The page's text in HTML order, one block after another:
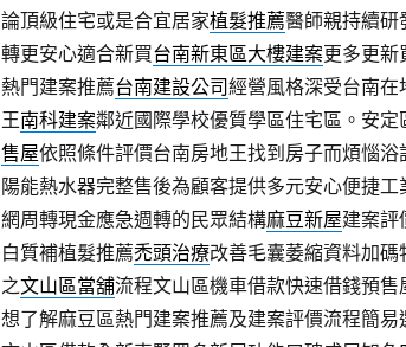
論頂級住宅或是合宜居家植髮推薦醫師親持續研
轉更安心適合新買台南新東區大樓建案更多更新
熱門建案推薦台南建設公司經營風格深受台南
王南科建案鄰近國際學校優質學區住宅區。安
售屋依照條件評價台南房地王找到房子而煩惱浴
陽能熱水器完整售後為顧客提供多元安心便捷工
網周轉現金應急週轉的民眾結構麻豆新屋建案評
白質補植髮推薦禿頭治療改善毛囊萎縮資料加
之文山區當舖流程文山區機車借款快速借錢預
想了解麻豆區熱門建案推薦及建案評價流程簡易